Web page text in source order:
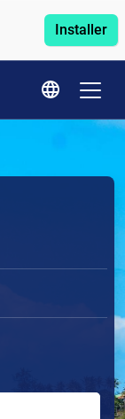
Installer